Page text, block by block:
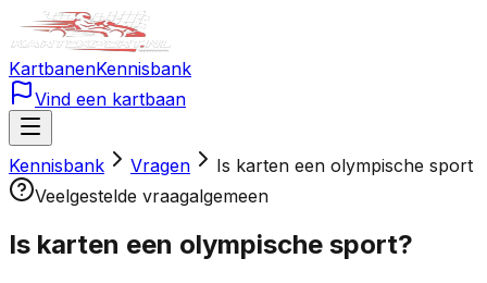
KartbanenKennisbank
Vind een kartbaan
Kennisbank Vragen
Is karten een olympische sport
Veelgestelde vraagalgemeen
Is karten een olympische sport?